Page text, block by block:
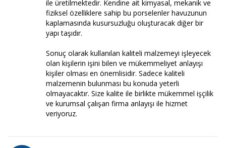
ile üretilmektedir. Kendine ait kimyasal, mekanik ve
fiziksel özelliklere sahip bu porselenler havuzunun
kaplamasında kusursuzluğu oluşturacak diğer bir
yapı taşıdır.
Sonuç olarak kullanılan kaliteli malzemeyi işleyecek
olan kişilerin işini bilen ve mükemmeliyet anlayışı
kişiler olması en önemlisidir. Sadece kaliteli
malzemenin bulunması bu konuda yeterli
olmayacaktır. Size kalite ile birlikte mükemmel işçilik
ve kurumsal çalışan firma anlayışı ile hizmet
veriyoruz.